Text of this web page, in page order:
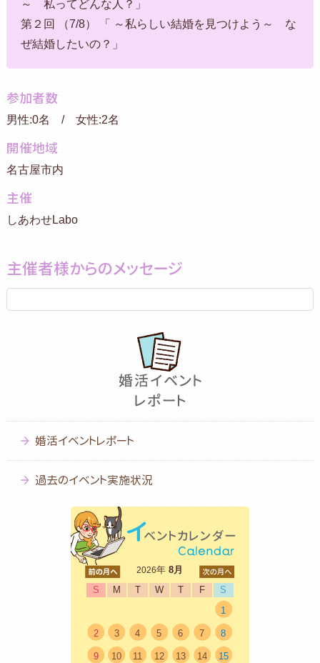
～ 私ってどんな人？」
第２回 （7/8） 「 ～私らしい結婚を見つけよう～ な
ぜ結婚したいの？」
参加者数
男性:0名 / 女性:2名
開催地域
名古屋市内
主催
しあわせLabo
主催者様からのメッセージ
婚活イベントレポート
過去のイベント実施状況
2026年8月
S
M T W T F
S
1
2 3 4 5 6 7 8
9 10 11 12 13 14 15